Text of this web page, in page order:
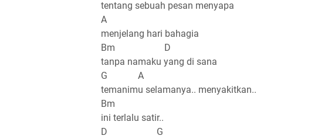
tentang sebuah pesan menyapa
A
menjelang hari bahagia
Bm D
tanpa namaku yang di sana
G A
temanimu selamanya.. menyakitkan..
Bm
ini terlalu satir..
D G